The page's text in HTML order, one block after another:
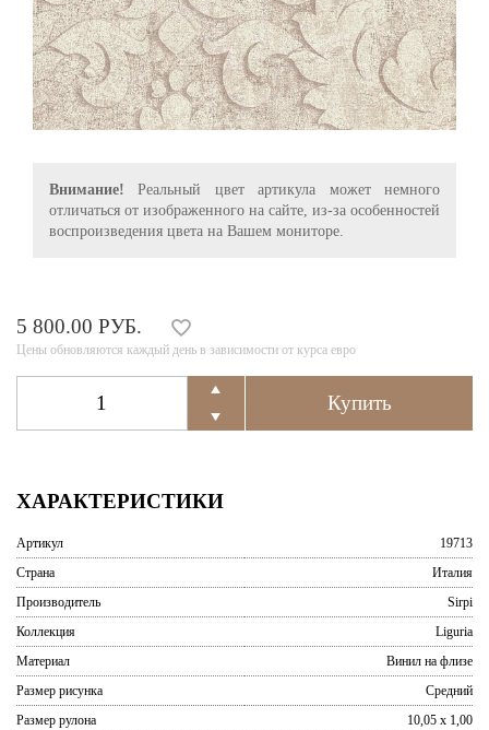
Внимание! Реальный цвет артикула может немного
отличаться от изображенного на сайте, из-за особенностей
воспроизведения цвета на Вашем мониторе.
5 800.00 РУБ.
Цены обновляются каждый день в зависимости от курса евро
ХАРАКТЕРИСТИКИ
Артикул
19713
Страна
Италия
Производитель
Sirpi
Коллекция
Liguria
Материал
Винил на флизе
Размер рисунка
Средний
Размер рулона
10,05 x 1,00